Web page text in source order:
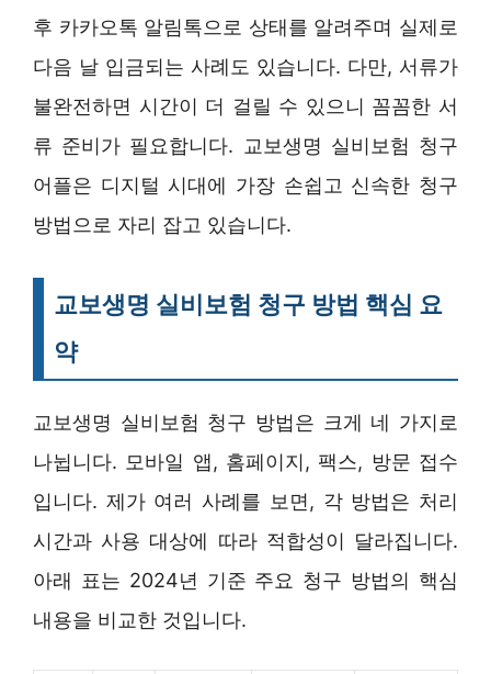
후 카카오톡 알림톡으로 상태를 알려주며 실제로
다음 날 입금되는 사례도 있습니다. 다만, 서류가
불완전하면 시간이 더 걸릴 수 있으니 꼼꼼한 서
류 준비가 필요합니다. 교보생명 실비보험 청구
어플은 디지털 시대에 가장 손쉽고 신속한 청구
방법으로 자리 잡고 있습니다.
교보생명 실비보험 청구 방법 핵심 요
약
교보생명 실비보험 청구 방법은 크게 네 가지로
나뉩니다. 모바일 앱, 홈페이지, 팩스, 방문 접수
입니다. 제가 여러 사례를 보면, 각 방법은 처리
시간과 사용 대상에 따라 적합성이 달라집니다.
아래 표는 2024년 기준 주요 청구 방법의 핵심
내용을 비교한 것입니다.